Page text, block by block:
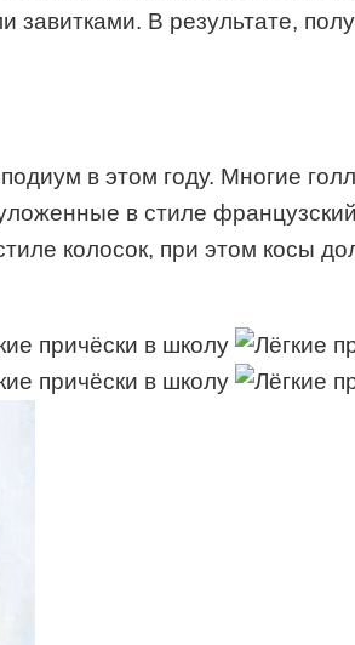
В результате,
в этом году. Многие
в стиле
колосок, при этом